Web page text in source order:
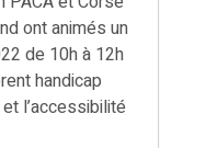
ont animés un
de 10h à 12h
handicap
l’accessibilité